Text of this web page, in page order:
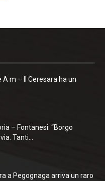
m – Il Ceresara ha un
– Fontanesi: “Borgo
Tanti...
a Pegognaga arriva un raro